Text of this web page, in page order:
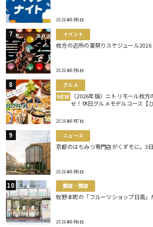
2026年8月6日
イベント
枚方の近所の夏祭りスケジュール2026
2026年8月6日
グルメ
NEW 〈2026年版〉ニトリモール枚
せ！休日グルメモデルコース【
2026年8月7日
ニュース
京都のはちみつ専門店がくずモに。3
2026年8月6日
開店・閉店
牧野本町の「フルーツショップ日高」
2026年8月6日